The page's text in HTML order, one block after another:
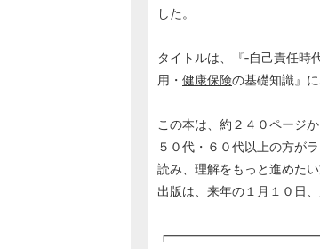
した。
タイトルは、『‐自己責任時
用・ 健康保険の基礎知識』に
この本は、約２４０ページ
５０代・６０代以上の方が
読み、理解をもっと進めた
出版は、来年の１月１０日